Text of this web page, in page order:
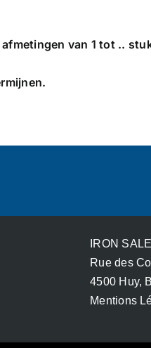
van 1 tot ..
IRON
Rue des
4500 Huy,
Mentions